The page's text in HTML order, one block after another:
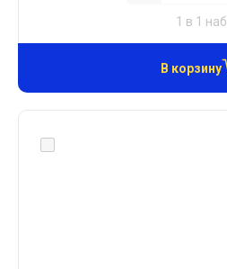
1 в 1 наб
В корзину